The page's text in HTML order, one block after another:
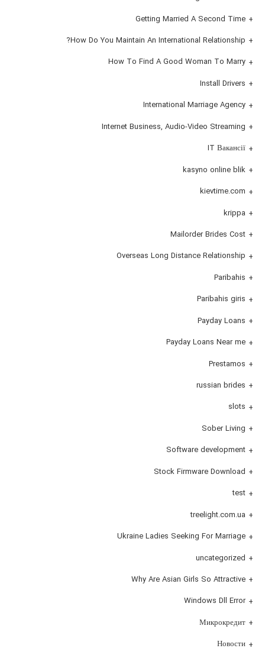
Getting Married A Second Time
How Do You Maintain An International Relationship?
How To Find A Good Woman To Marry
Install Drivers
International Marriage Agency
Internet Business, Audio-Video Streaming
IT Вакансії
kasyno online blik
kievtime.com
krippa
Mailorder Brides Cost
Overseas Long Distance Relationship
Paribahis
Paribahis giris
Payday Loans
Payday Loans Near me
Prestamos
russian brides
slots
Sober Living
Software development
Stock Firmware Download
test
treelight.com.ua
Ukraine Ladies Seeking For Marriage
uncategorized
Why Are Asian Girls So Attractive
Windows Dll Error
Микрокредит
Новости